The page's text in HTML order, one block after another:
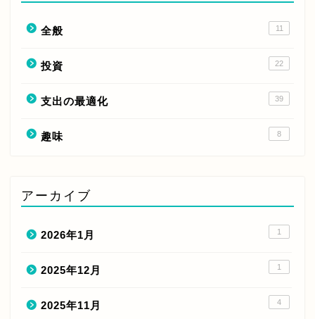
全般 11
投資 22
支出の最適化 39
趣味 8
アーカイブ
2026年1月 1
2025年12月 1
2025年11月 4